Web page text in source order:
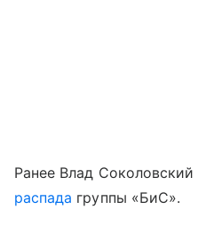
Ранее Влад Соколовский
распада группы «БиС».